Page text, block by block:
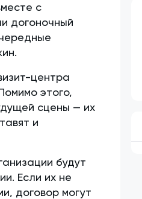
с
догоночный
центра
этого,
сцены — их
и
будут
Если их не
договор могут